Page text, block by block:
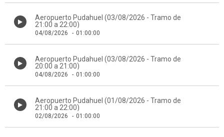
Aeropuerto Pudahuel (03/08/2026 - Tramo de
21:00 a 22:00)
04/08/2026 - 01:00:00
Aeropuerto Pudahuel (03/08/2026 - Tramo de
20:00 a 21:00)
04/08/2026 - 01:00:00
Aeropuerto Pudahuel (01/08/2026 - Tramo de
21:00 a 22:00)
02/08/2026 - 01:00:00